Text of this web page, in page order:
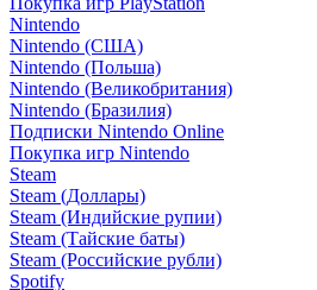
Nintendo
Nintendo (США)
Nintendo (Польша)
Nintendo (Великобритания)
Nintendo (Бразилия)
Подписки Nintendo Online
Покупка игр Nintendo
Steam
Steam (Доллары)
Steam (Индийские рупии)
Steam (Тайские баты)
Steam (Российские рубли)
Spotify